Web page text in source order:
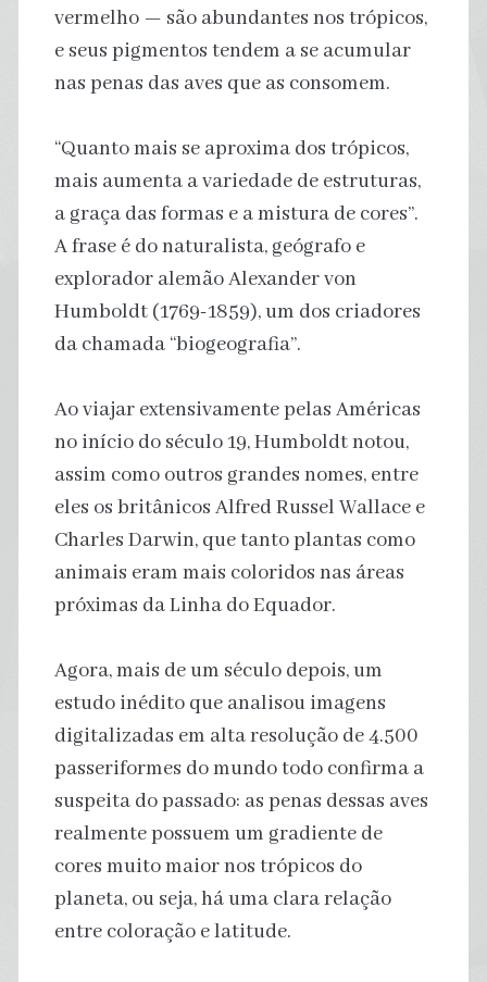
vermelho — são abundantes nos trópicos,
e seus pigmentos tendem a se acumular
nas penas das aves que as consomem.
“Quanto mais se aproxima dos trópicos,
mais aumenta a variedade de estruturas,
a graça das formas e a mistura de cores”.
A frase é do naturalista, geógrafo e
explorador alemão Alexander von
Humboldt (1769-1859), um dos criadores
da chamada “biogeografia”.
Ao viajar extensivamente pelas Américas
no início do século 19, Humboldt notou,
assim como outros grandes nomes, entre
eles os britânicos Alfred Russel Wallace e
Charles Darwin, que tanto plantas como
animais eram mais coloridos nas áreas
próximas da Linha do Equador.
Agora, mais de um século depois, um
estudo inédito que analisou imagens
digitalizadas em alta resolução de 4.500
passeriformes do mundo todo confirma a
suspeita do passado: as penas dessas aves
realmente possuem um gradiente de
cores muito maior nos trópicos do
planeta, ou seja, há uma clara relação
entre coloração e latitude.